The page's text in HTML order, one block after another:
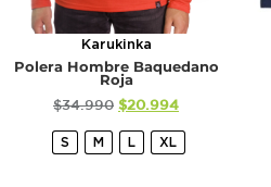
Karukinka
Polera Hombre Baquedano
Roja
$34.990 $20.994
S M L XL